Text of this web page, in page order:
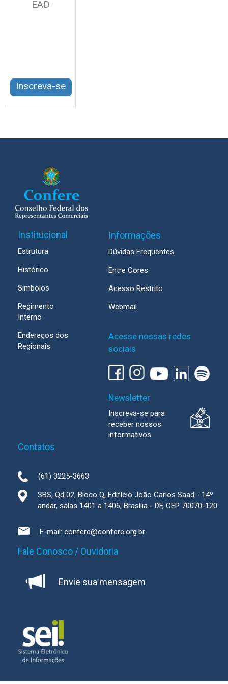
EAD
Inscreva-se
Institucional
Estrutura
Histórico
Símbolos
Regimento
Interno
Endereços dos
Regionais
Informações
Dúvidas Frequentes
Entre Cores
Acesso Restrito
Webmail
Acesse nossas redes
sociais
Newsletter
Inscreva-se para
receber nossos
informativos
Contatos
(61) 3225-3663
SBS, Qd 02, Bloco Q, Edifício João Carlos Saad - 14º
andar, salas 1401 a 1406, Brasília - DF, CEP 70070-120
E-mail: confere@confere.org.br
Fale Conosco / Ouvidoria
Envie sua mensagem